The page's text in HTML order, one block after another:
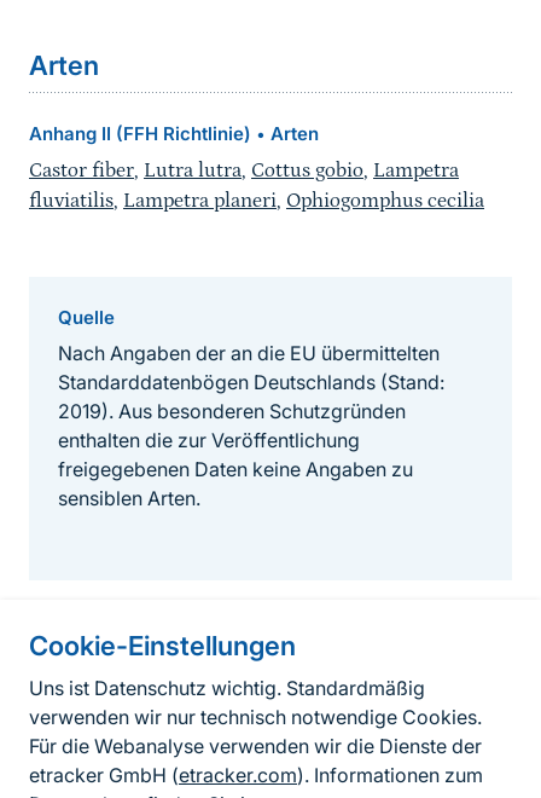
Cookie-Einstellungen
Uns ist Datenschutz wichtig. Standardmäßig
verwenden wir nur technisch notwendige Cookies.
Für die Webanalyse verwenden wir die Dienste der
etracker GmbH (etracker.com). Informationen zum
Arten
Anhang II (FFH Richtlinie) • Arten
Castor fiber, Lutra lutra, Cottus gobio, Lampetra
fluviatilis, Lampetra planeri, Ophiogomphus cecilia
Quelle
Nach Angaben der an die EU übermittelten
Standarddatenbögen Deutschlands (Stand:
2019). Aus besonderen Schutzgründen
enthalten die zur Veröffentlichung
freigegebenen Daten keine Angaben zu
sensiblen Arten.
Informationen zur Seite
FußzeileKontakt zum BfN
Kontaktformular